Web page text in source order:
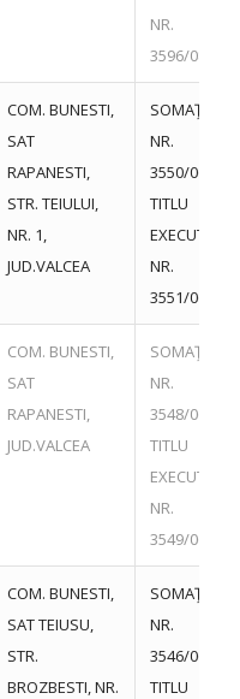
NR.
3596/
COM. BUNESTI,
SAT
RAPANESTI,
STR. TEIULUI,
NR. 1,
JUD.VALCEA
SOMAŢIE
NR.
3550/
TITLU
EXECUTORIU
NR.
3551/
COM. BUNESTI,
SAT
RAPANESTI,
JUD.VALCEA
SOMAŢIE
NR.
3548/
TITLU
EXECUTORIU
NR.
3549/
COM. BUNESTI,
SAT TEIUSU,
STR.
BROZBESTI, NR.
SOMAŢIE
NR.
3546/
TITLU